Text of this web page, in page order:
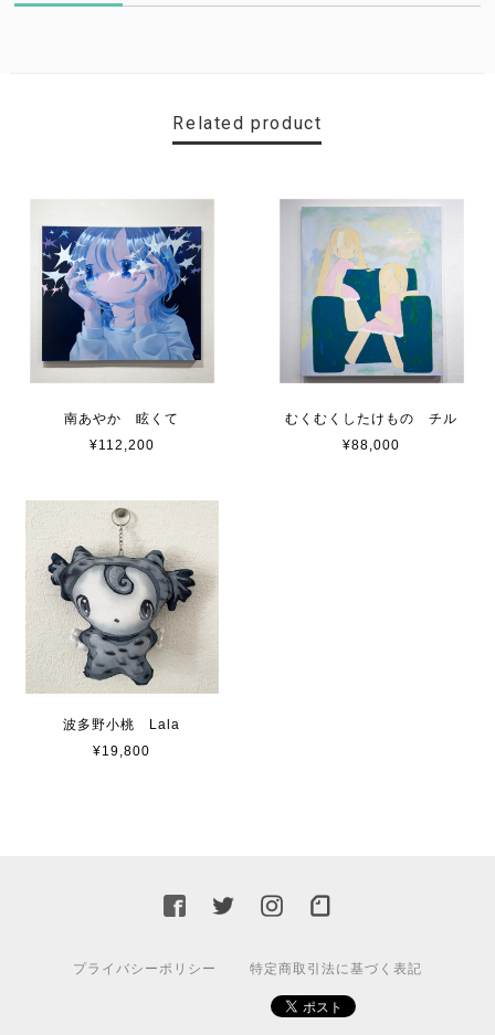
Related product
南あやか 眩くて
¥112,200
むくむくしたけもの チル
¥88,000
波多野小桃 Lala
¥19,800
プライバシーポリシー 特定商取引法に基づく表記